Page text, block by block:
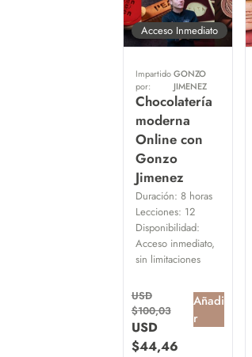
Acceso Inmediato
Impartido
por:
GONZO
JIMENEZ
Chocolatería
moderna
Online con
Gonzo
Jimenez
Duración: 8 horas
Lecciones: 12
Disponibilidad:
Acceso inmediato,
sin limitaciones
USD
$100,03
USD
$44,46
Añadi
r